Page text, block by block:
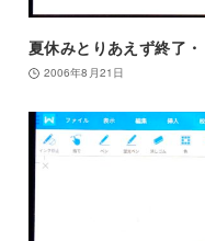
夏休みとりあえず終了・
2006年8月21日